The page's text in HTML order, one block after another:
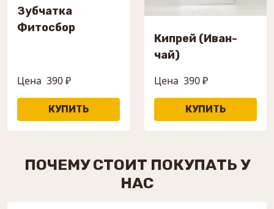
Зубчатка
Фитосбор
Цена 390 ₽
Кипрей (Иван-
чай)
Цена 390 ₽
ПОЧЕМУ СТОИТ ПОКУПАТЬ У
НАС